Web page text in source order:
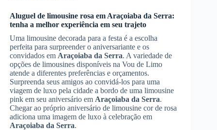
Aluguel de limousine rosa em Araçoiaba da Serra:
tenha a melhor experiência em seu trajeto
Uma limousine decorada para a festa é a escolha
perfeita para surpreender o aniversariante e os
convidados em Araçoiaba da Serra. A variedade de
opções de limousines disponíveis na Vou de Limo
atende a diferentes preferências e orçamentos.
Surpreenda seus amigos ao convidá-los para uma
viagem de luxo pela cidade a bordo de uma limousine
pink em seu aniversário em Araçoiaba da Serra.
Chegar ao próprio aniversário de limousine cor de rosa
adiciona uma imagem de luxo à celebração em
Araçoiaba da Serra.